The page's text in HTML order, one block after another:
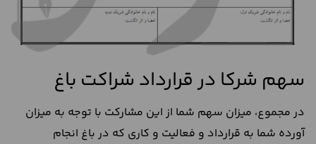
سهم شرکا در قرارداد شراکت باغ
در مجموع، میزان سهم شما از این مشارکت با توجه به میزان
آورده شما به قرارداد و فعالیت و کاری که در باغ انجام